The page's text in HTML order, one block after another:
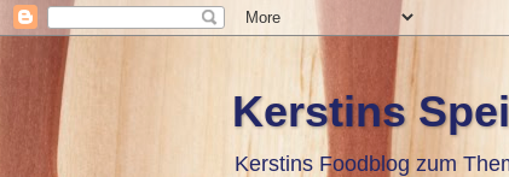
Kerstins
Kerstins Foodblog zum